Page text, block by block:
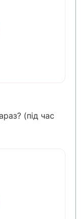
(під час